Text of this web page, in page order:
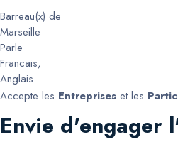
Barreau(x) de
Marseille
Parle
Francais,
Anglais
Accepte les Entreprises et les
Envie d'engager